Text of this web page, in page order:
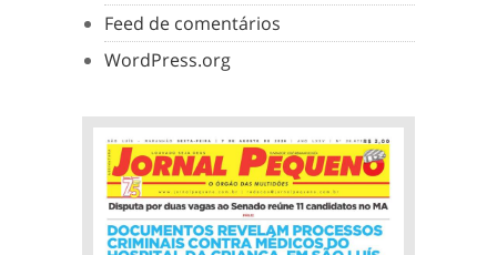
Feed de comentários
WordPress.org